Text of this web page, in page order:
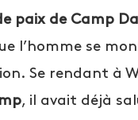
paix de Camp
l’homme se
Se rendant à
, il avait déjà